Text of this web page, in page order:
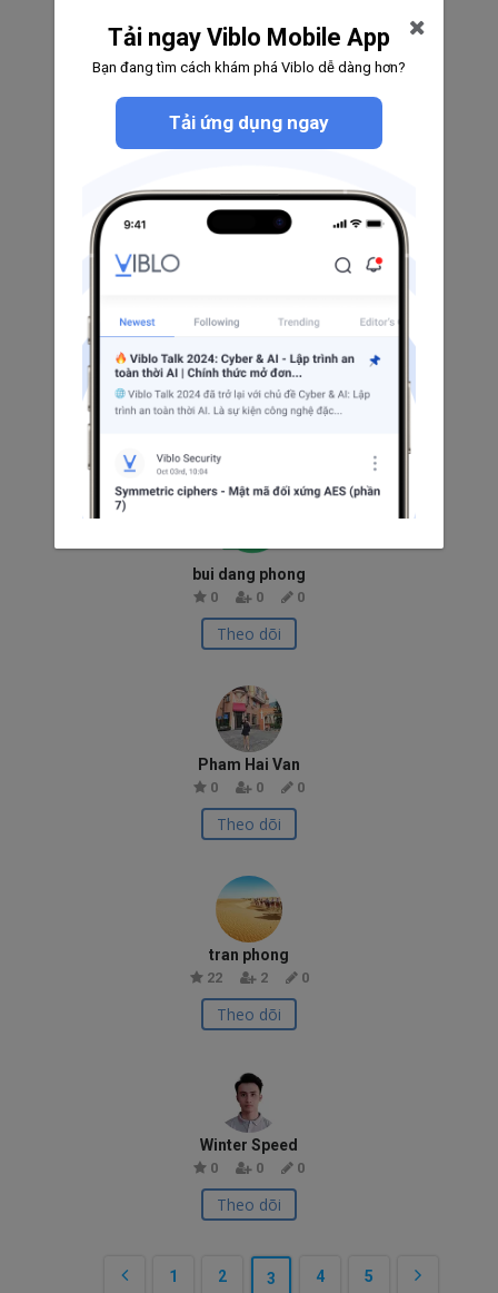
0 0
Theo dõi
Developp Googlee
0
0 0 0
bui dang phong
0 0 0
Theo dõi
Pham Hai Van
0 0 0
Theo dõi
tran phong
22 2 0
Theo dõi
Winter Speed
0 0 0
Theo dõi
1 2 3 4 5
Tải ngay Viblo Mobile App
Bạn đang tìm cách khám phá Viblo dễ dàng hơn?
Tải ứng dụng ngay